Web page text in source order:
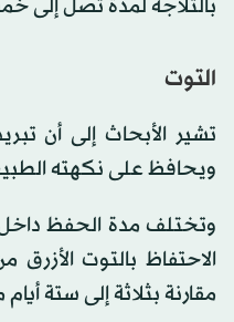
بالثلاجة لمدة تصل إلى
التوت
تشير الأبحاث إلى أن
ويحافظ على نكهته
وتختلف مدة الحفظ
الاحتفاظ بالتوت
مقارنة بثلاثة إلى ستة